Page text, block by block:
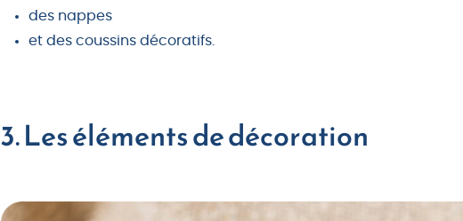
des nappes
et des coussins décoratifs.
3. Les éléments de décoration